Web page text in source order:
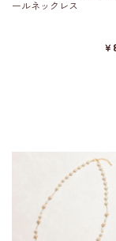
ールネックレス
￥